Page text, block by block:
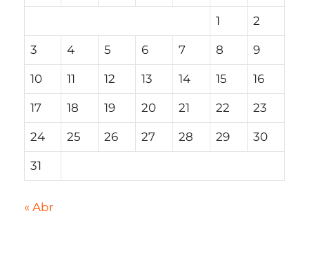
1 2
3 4 5 6 7 8 9
10 11 12 13 14 15 16
17 18 19 20 21 22 23
24 25 26 27 28 29 30
31
« Abr